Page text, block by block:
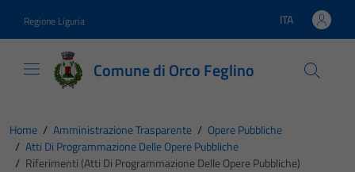
Regione Liguria Lingua attiva:
ITA
Comune di Orco Feglino
Home / Amministrazione Trasparente / Opere Pubbliche
/ Atti Di Programmazione Delle Opere Pubbliche
/ Riferimenti (Atti Di Programmazione Delle Opere Pubbliche)